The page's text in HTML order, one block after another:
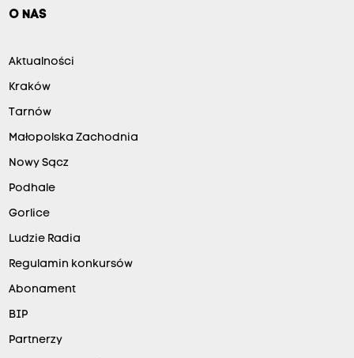
O NAS
Aktualności
Kraków
Tarnów
Małopolska Zachodnia
Nowy Sącz
Podhale
Gorlice
Ludzie Radia
Regulamin konkursów
Abonament
BIP
Partnerzy